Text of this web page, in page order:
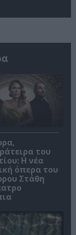
του
Η νέα
όπερα του
Στάθη